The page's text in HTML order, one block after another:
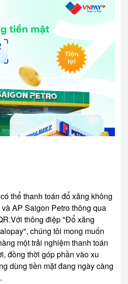
thể thanh toán đổ xăng không
AP Saigon Petro thông qua
thông điệp "Đổ xăng
chúng tôi mong muốn
một trải nghiệm thanh toán
đồng thời góp phần vào xu
dùng tiền mặt đang ngày càng